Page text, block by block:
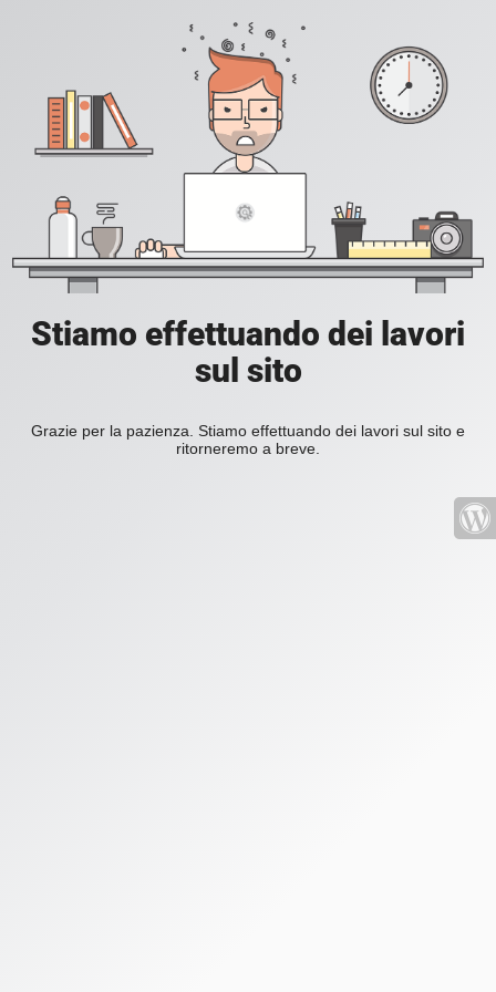
Stiamo effettuando dei lavori
sul sito
Grazie per la pazienza. Stiamo effettuando dei lavori sul sito e
ritorneremo a breve.